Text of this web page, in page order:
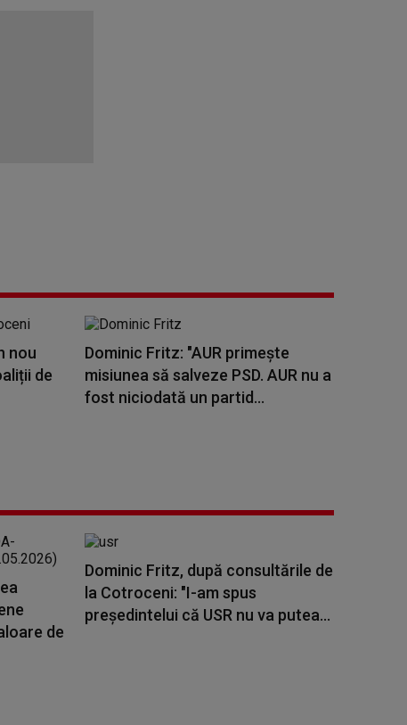
nou
de
Dominic Fritz: "AUR primește
misiunea să salveze PSD. AUR nu a
fost niciodată un partid...
de
Dominic Fritz, după consultările de
la Cotroceni: "I-am spus
preşedintelui că USR nu va putea...